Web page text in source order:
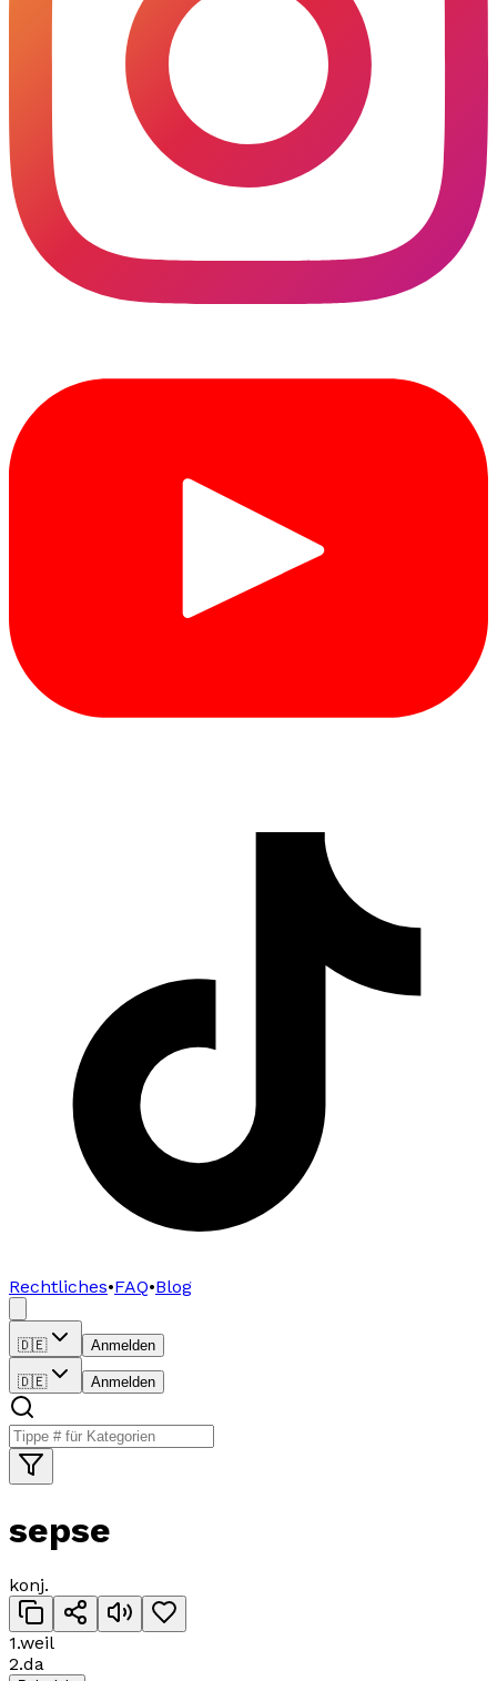
Rechtliches•FAQ•Blog
🇩🇪 Anmelden
🇩🇪 Anmelden
sepse
konj.
1.weil
2.da